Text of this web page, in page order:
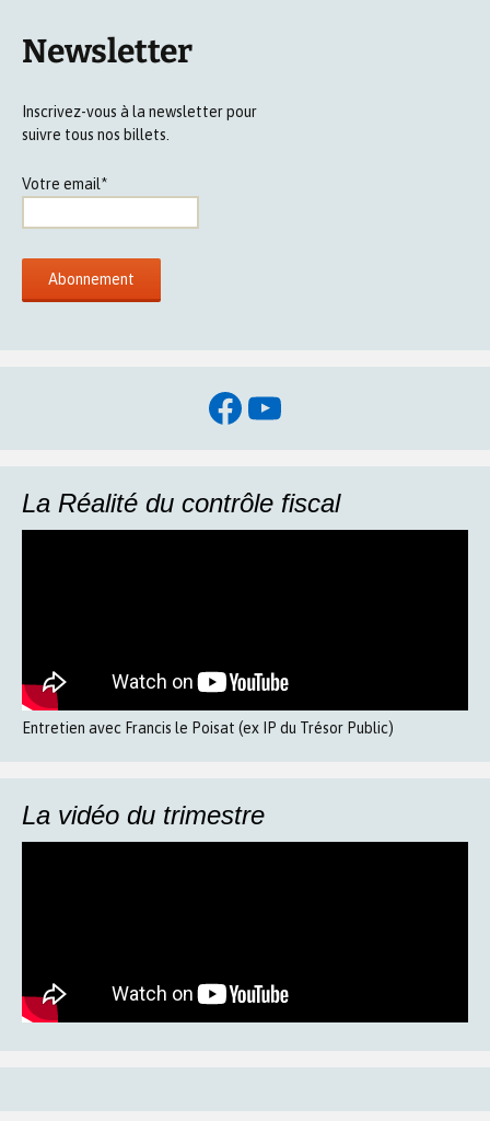
Newsletter
Inscrivez-vous à la newsletter pour
suivre tous nos billets.
Votre email*
Facebook
YouTube
La Réalité du contrôle fiscal
Entretien avec Francis le Poisat (ex IP du Trésor Public)
La vidéo du trimestre